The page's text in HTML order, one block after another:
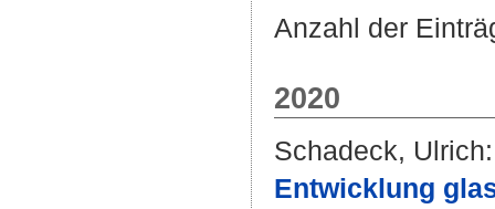
Anzahl der
2020
Schadeck, Ulrich:
Entwicklung